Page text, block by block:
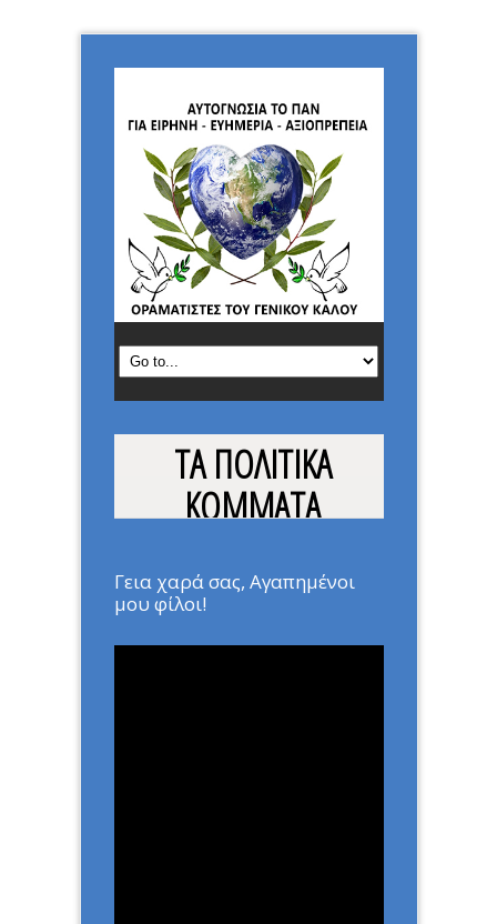
ΤΑ ΠΟΛΙΤΙΚΑ
ΚΟΜΜΑΤΑ
ΠΑΙΔΕΙΑ
ΚΟΜΜΑΤΑ ΔΙΧΑΖΟΥΝ ΤΗΝ
Γεια χαρά σας, Αγαπημένοι
μου φίλοι!